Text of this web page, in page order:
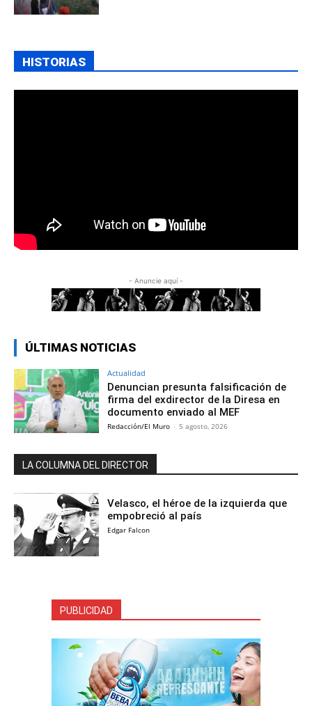
HISTORIAS
- Anuncie aquí -
ÚLTIMAS NOTICIAS
Actualidad
Denuncian presunta falsificación de
firma del exdirector de la Diresa en
documento enviado al MEF
Redacción/El Muro - 5 agosto, 2026
LA COLUMNA DEL DIRECTOR
Velasco, el héroe de la izquierda que
empobreció al país
Edgar Falcon
PUBLICIDAD